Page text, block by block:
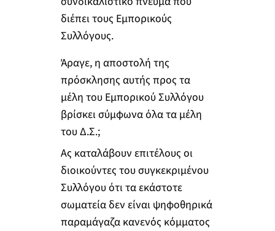
διέπει τους Εμπορικούς
Συλλόγους.
Άραγε, η αποστολή της
πρόσκλησης αυτής προς τα
μέλη του Εμπορικού Συλλόγου
βρίσκει σύμφωνα όλα τα μέλη
του Δ.Σ.;
Ας καταλάβουν επιτέλους οι
διοικούντες του συγκεκριμένου
Συλλόγου ότι τα εκάστοτε
σωματεία δεν είναι ψηφοθηρικά
παραμάγαζα κανενός κόμματος